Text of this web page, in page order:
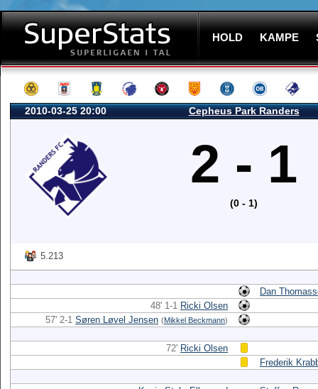
HOLD KAMPE
2010-03-25 20:00 Cepheus Park Randers
2 - 1
(0 - 1)
5.213
Dan
48' 1-1 Ricki Olsen
57' 2-1 Søren Løvel Jensen (Mikkel Beckmann)
72' Ricki Olsen
Frederik